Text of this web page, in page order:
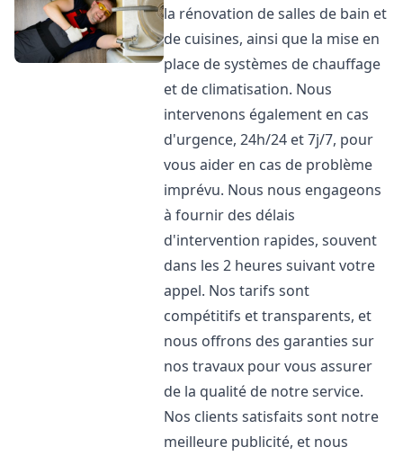
la rénovation de salles de bain et
de cuisines, ainsi que la mise en
place de systèmes de chauffage
et de climatisation. Nous
intervenons également en cas
d'urgence, 24h/24 et 7j/7, pour
vous aider en cas de problème
imprévu. Nous nous engageons
à fournir des délais
d'intervention rapides, souvent
dans les 2 heures suivant votre
appel. Nos tarifs sont
compétitifs et transparents, et
nous offrons des garanties sur
nos travaux pour vous assurer
de la qualité de notre service.
Nos clients satisfaits sont notre
meilleure publicité, et nous